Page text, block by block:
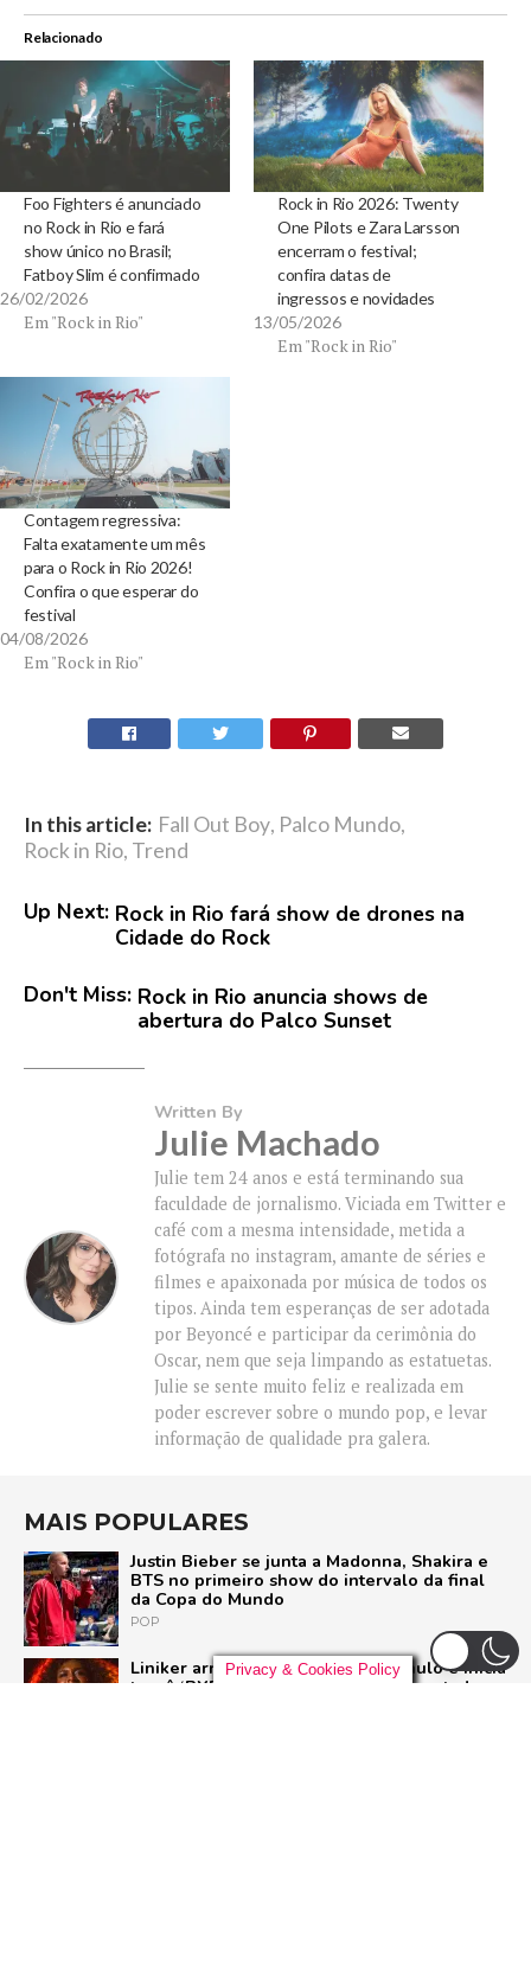
Relacionado
Foo Fighters é anunciado
no Rock in Rio e fará
show único no Brasil;
Fatboy Slim é confirmado
26/02/2026
Em "Rock in Rio"
Rock in Rio 2026: Twenty
One Pilots e Zara Larsson
encerram o festival;
confira datas de
ingressos e novidades
13/05/2026
Em "Rock in Rio"
Contagem regressiva:
Falta exatamente um mês
para o Rock in Rio 2026!
Confira o que esperar do
festival
04/08/2026
Em "Rock in Rio"
In this article: Fall Out Boy, Palco Mundo,
Rock in Rio, Trend
Up Next: Rock in Rio fará show de drones na
Cidade do Rock
Don't Miss: Rock in Rio anuncia shows de
abertura do Palco Sunset
Written By
Julie Machado
Julie tem 24 anos e está terminando sua
faculdade de jornalismo. Viciada em Twitter e
café com a mesma intensidade, metida a
fotógrafa no instagram, amante de séries e
filmes e apaixonada por música de todos os
tipos. Ainda tem esperanças de ser adotada
por Beyoncé e participar da cerimônia do
Oscar, nem que seja limpando as estatuetas.
Julie se sente muito feliz e realizada em
poder escrever sobre o mundo pop, e levar
informação de qualidade pra galera.
MAIS POPULARES
Justin Bieber se junta a Madonna, Shakira e
BTS no primeiro show do intervalo da final
da Copa do Mundo
POP
Liniker arrasta multidão em São Paulo e inicia
turnê ‘BYE BYE CAJU’ com show esgotado
Privacy & Cookies Policy